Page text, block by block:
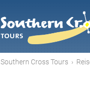
Southern Cross Tours ›